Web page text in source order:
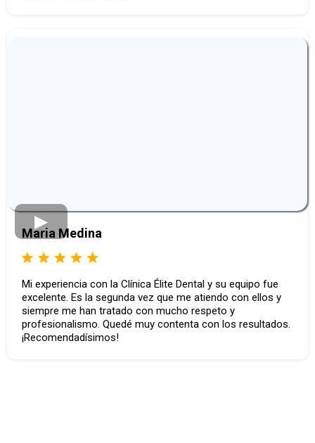
Maria Medina
Mi experiencia con la Clínica Élite Dental y su equipo fue
excelente. Es la segunda vez que me atiendo con ellos y
siempre me han tratado con mucho respeto y
profesionalismo. Quedé muy contenta con los resultados.
¡Recomendadísimos!